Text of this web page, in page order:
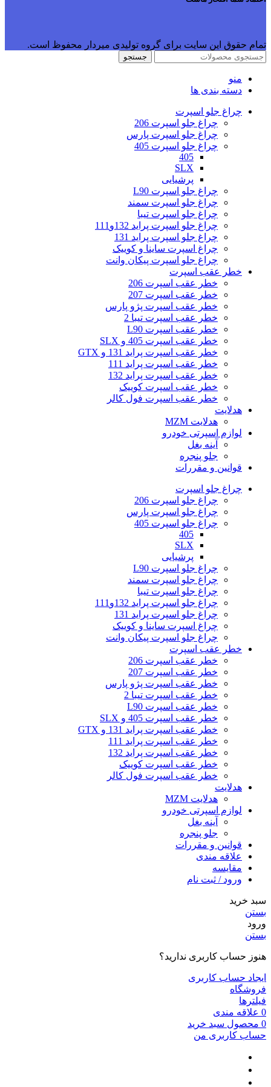
تمام حقوق این سایت برای گروه تولیدی میردار محفوظ است.
جستجو
منو
دسته بندی ها
چراغ جلو اسپرت
چراغ جلو اسپرت 206
چراغ جلو اسپرت پارس
چراغ جلو اسپرت 405
405
SLX
پرشیایی
چراغ جلو اسپرت L90
چراغ جلو اسپرت سمند
چراغ جلو اسپرت تیبا
چراغ جلو اسپرت پراید 132و111
چراغ جلو اسپرت پراید 131
چراغ اسپرت ساینا و کوییک
چراغ جلو اسپرت پیکان وانت
خطر عقب اسپرت
خطر عقب اسپرت 206
خطر عقب اسپرت 207
خطر عقب اسپرت پژو پارس
خطر عقب اسپرت تیبا 2
خطر عقب اسپرت L90
خطر عقب اسپرت 405 و SLX
خطر عقب اسپرت پراید 131 و GTX
خطر عقب اسپرت پراید 111
خطر عقب اسپرت پراید 132
خطر عقب اسپرت کوییک
خطر عقب اسپرت فول کالر
هدلایت
هدلایت MZM
لوازم اسپرتی خودرو
آینه بغل
جلو پنجره
قوانین و مقررات
چراغ جلو اسپرت
چراغ جلو اسپرت 206
چراغ جلو اسپرت پارس
چراغ جلو اسپرت 405
405
SLX
پرشیایی
چراغ جلو اسپرت L90
چراغ جلو اسپرت سمند
چراغ جلو اسپرت تیبا
چراغ جلو اسپرت پراید 132و111
چراغ جلو اسپرت پراید 131
چراغ اسپرت ساینا و کوییک
چراغ جلو اسپرت پیکان وانت
خطر عقب اسپرت
خطر عقب اسپرت 206
خطر عقب اسپرت 207
خطر عقب اسپرت پژو پارس
خطر عقب اسپرت تیبا 2
خطر عقب اسپرت L90
خطر عقب اسپرت 405 و SLX
خطر عقب اسپرت پراید 131 و GTX
خطر عقب اسپرت پراید 111
خطر عقب اسپرت پراید 132
خطر عقب اسپرت کوییک
خطر عقب اسپرت فول کالر
هدلایت
هدلایت MZM
لوازم اسپرتی خودرو
آینه بغل
جلو پنجره
قوانین و مقررات
علاقه مندی
مقایسه
ورود / ثبت نام
سبد خرید
بستن
ورود
بستن
هنوز حساب کاربری ندارید؟
ایجاد حساب کاربری
فروشگاه
فیلترها
0 علاقه مندی
0 محصول سبد خرید
حساب کاربری من